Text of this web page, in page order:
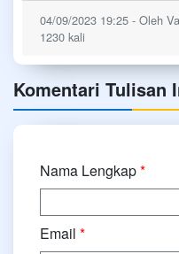
04/09/2023 19:25 - Oleh
1230 kali
Komentari Tulisan
Nama Lengkap*
Email *